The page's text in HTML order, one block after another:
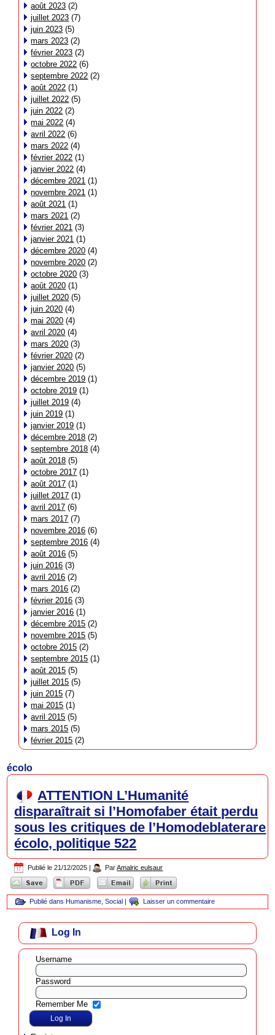
août 2023 (2)
juillet 2023 (7)
juin 2023 (5)
mars 2023 (2)
février 2023 (2)
octobre 2022 (6)
septembre 2022 (2)
août 2022 (1)
juillet 2022 (5)
juin 2022 (2)
mai 2022 (4)
avril 2022 (6)
mars 2022 (4)
février 2022 (1)
janvier 2022 (4)
décembre 2021 (1)
novembre 2021 (1)
août 2021 (1)
mars 2021 (2)
février 2021 (3)
janvier 2021 (1)
décembre 2020 (4)
novembre 2020 (2)
octobre 2020 (3)
août 2020 (1)
juillet 2020 (5)
juin 2020 (4)
mai 2020 (4)
avril 2020 (4)
mars 2020 (3)
février 2020 (2)
janvier 2020 (5)
décembre 2019 (1)
octobre 2019 (1)
juillet 2019 (4)
juin 2019 (1)
janvier 2019 (1)
décembre 2018 (2)
septembre 2018 (4)
août 2018 (5)
octobre 2017 (1)
août 2017 (1)
juillet 2017 (1)
avril 2017 (6)
mars 2017 (7)
novembre 2016 (6)
septembre 2016 (4)
août 2016 (5)
juin 2016 (3)
avril 2016 (2)
mars 2016 (2)
février 2016 (3)
janvier 2016 (1)
décembre 2015 (2)
novembre 2015 (5)
octobre 2015 (2)
septembre 2015 (1)
août 2015 (5)
juillet 2015 (5)
juin 2015 (7)
mai 2015 (1)
avril 2015 (5)
mars 2015 (5)
février 2015 (2)
écolo
ATTENTION L’Humanité
disparaîtrait si l’Homofaber était perdu
sous les critiques de l’Homodeblaterare
écolo, politique 522
Publié le 21/12/2025 | Par Amalric eulsaur
Publié dans Humanisme ,Social | Laisser un commentaire
Log In
Username
Password
Remember Me